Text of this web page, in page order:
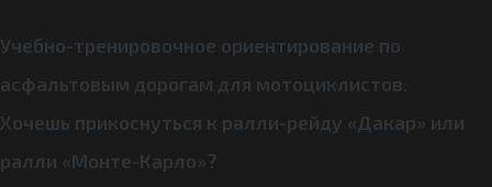
Учебно-тренировочное ориентирование по
асфальтовым дорогам для мотоциклистов.
Хочешь прикоснуться к ралли-рейду «Дакар» или
ралли «Монте-Карло»?